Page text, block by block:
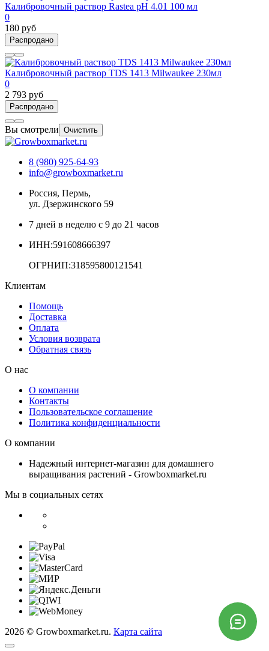
Калибровочный раствор Rastea pH 4.01 100 мл
0
180 руб
Распродано
Калибровочный раствор TDS 1413 Milwaukee 230мл
0
2 793 руб
Распродано
Вы смотрели Очистить
8 (980) 925-64-93
info@growboxmarket.ru
Россия, Пермь,
ул. Дзержинского 59
7 дней в неделю с 9 до 21 часов
ИНН:591608666397
ОГРНИП:318595800121541
Клиентам
Помощь
Доставка
Оплата
Условия возврата
Обратная связь
О нас
О компании
Контакты
Пользовательское соглашение
Политика конфиденциальности
О компании
Надежный интернет-магазин для домашнего
выращивания растений - Growboxmarket.ru
Мы в социальных сетях
2026 © Growboxmarket.ru. Карта сайта